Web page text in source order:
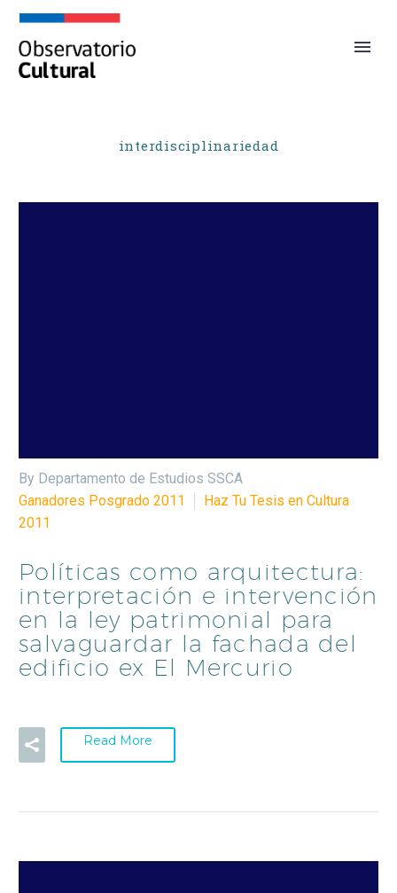
interdisciplinariedad
By Departamento de Estudios SSCA
Ganadores Posgrado 2011
Haz Tu Tesis en Cultura
2011
Políticas como arquitectura:
interpretación e intervención
en la ley patrimonial para
salvaguardar la fachada del
edificio ex El Mercurio
Read More